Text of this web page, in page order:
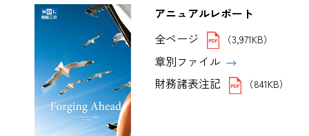
アニュアルレポート
全ページ
（3,971KB）
章別ファイル
財務諸表注記
（841KB）